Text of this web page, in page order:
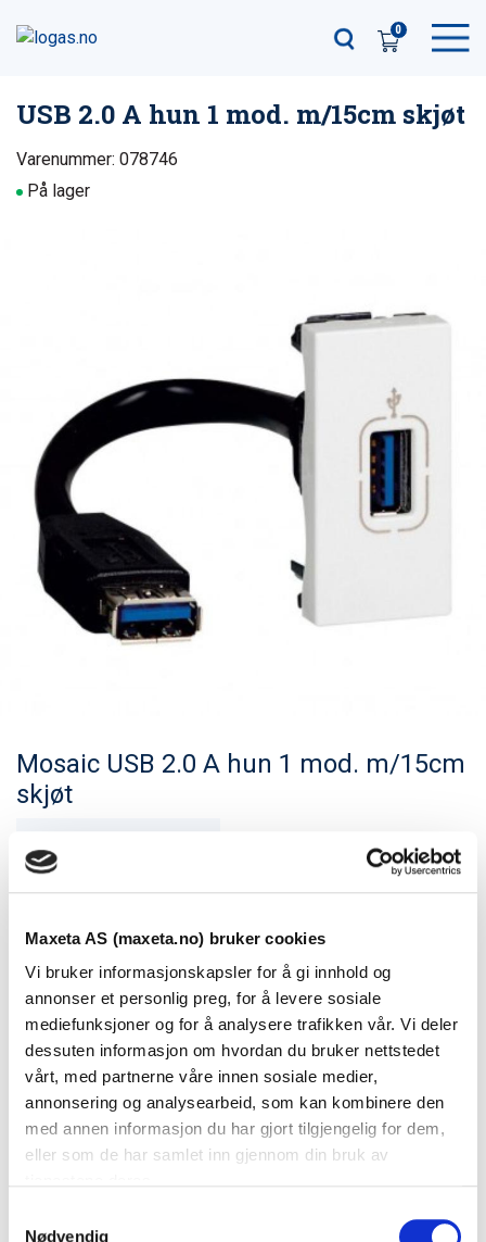
Maxeta AS (maxeta.no) bruker cookies
Vi bruker informasjonskapsler for å gi innhold og
annonser et personlig preg, for å levere sosiale
mediefunksjoner og for å analysere trafikken vår. Vi deler
dessuten informasjon om hvordan du bruker nettstedet
vårt, med partnerne våre innen sosiale medier,
annonsering og analysearbeid, som kan kombinere den
med annen informasjon du har gjort tilgjengelig for dem,
eller som de har samlet inn gjennom din bruk av
Nødvendig
0
Mosaic USB 2.0 A hun 1 mod. m/15cm
skjøt
USB 2.0 A hun for montasje i kanal. Skjøteprinsipp.
Uttak i 45 mm, som MosaicTM45, har gjort det mulig å
redusere kanaldimensjonene betraktelig.
Tidligere var vi avhengige av minimum 80 mm kanalåpning,
bokser og kombirammer, og vi benyttet materiell beregnet
for veggbokser.
Den tid er forbi, og vi har oppnådd smekrere kanaler,
raskere montasje, og vesentlig mindre lagerhold.
USB 2.0 A hun 1 mod. m/15cm skjøt
Varenummer: 078746
På lager